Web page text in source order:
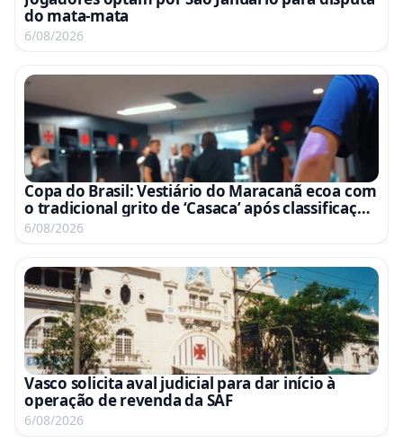
do mata-mata
6/08/2026
Copa do Brasil: Vestiário do Maracanã ecoa com
o tradicional grito de ‘Casaca’ após classificação
às quartas; assista ao vídeo
6/08/2026
Vasco solicita aval judicial para dar início à
operação de revenda da SAF
6/08/2026